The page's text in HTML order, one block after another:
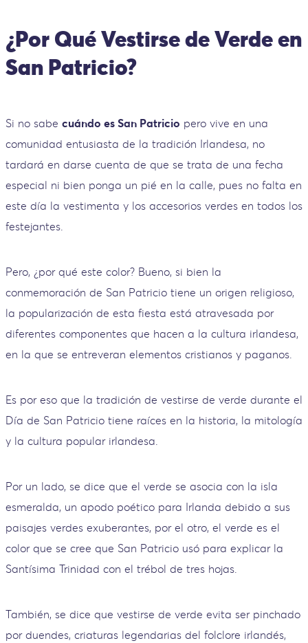
¿Por Qué Vestirse de Verde en
San Patricio?
Si no sabe cuándo es San Patricio pero vive en una
comunidad entusiasta de la tradición Irlandesa, no
tardará en darse cuenta de que se trata de una fecha
especial ni bien ponga un pié en la calle, pues no falta en
este día la vestimenta y los accesorios verdes en todos los
festejantes.
Pero, ¿por qué este color? Bueno, si bien la
conmemoración de San Patricio tiene un origen religioso,
la popularización de esta fiesta está atravesada por
diferentes componentes que hacen a la cultura irlandesa,
en la que se entreveran elementos cristianos y paganos.
Es por eso que la tradición de vestirse de verde durante el
Día de San Patricio tiene raíces en la historia, la mitología
y la cultura popular irlandesa.
Por un lado, se dice que el verde se asocia con la isla
esmeralda, un apodo poético para Irlanda debido a sus
paisajes verdes exuberantes, por el otro, el verde es el
color que se cree que San Patricio usó para explicar la
Santísima Trinidad con el trébol de tres hojas.
También, se dice que vestirse de verde evita ser pinchado
por duendes, criaturas legendarias del folclore irlandés,